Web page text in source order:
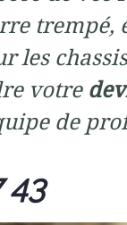
trempé,
les
votre
de
43